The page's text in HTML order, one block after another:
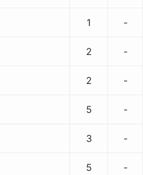
1 -
2 -
2 -
5 -
3 -
5 -